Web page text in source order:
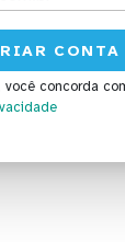
você concorda